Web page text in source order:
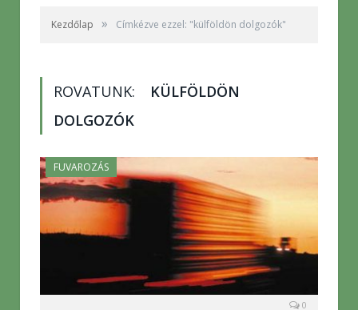
Kezdőlap » Címkézve ezzel: "külföldön dolgozók"
ROVATUNK:
KÜLFÖLDÖN
DOLGOZÓK
FUVAROZÁS
0